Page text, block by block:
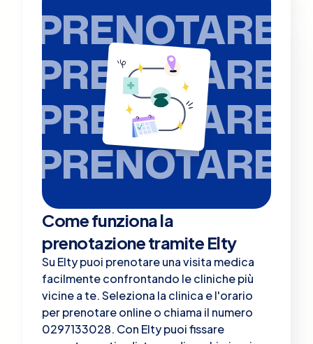
PRENOTARE
PRENOTARE
PRENOTARE
PRENOTARE
Come funziona la
prenotazione tramite Elty
Su Elty puoi prenotare una visita medica
facilmente confrontando le cliniche più
vicine a te. Seleziona la clinica e l'orario
per prenotare online o chiama il numero
0297133028. Con Elty puoi fissare